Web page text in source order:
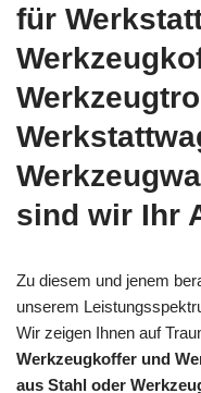
für
sind wir Ihr
Zu diesem und jenem
unserem
Wir zeigen Ihnen auf
Werkzeugkoffer und
aus Stahl oder